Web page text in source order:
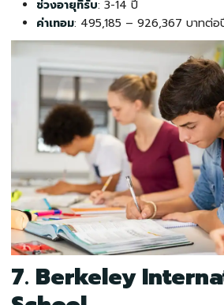
ช่วงอายุที่รับ: 3-14 ปี
ค่าเทอม: 495,185 – 926,367 บาทต่อ
7. Berkeley